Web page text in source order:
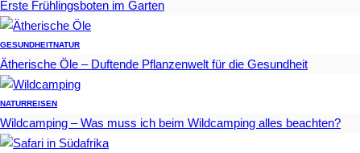
Erste Frühlingsboten im Garten
GESUNDHEITNATUR
Ätherische Öle – Duftende Pflanzenwelt für die Gesundheit
NATURREISEN
Wildcamping – Was muss ich beim Wildcamping alles beachten?